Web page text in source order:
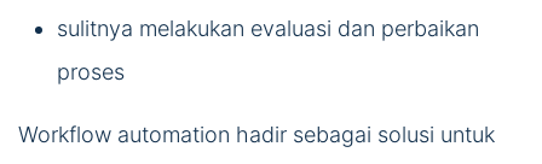
sulitnya melakukan evaluasi dan perbaikan
proses
Workflow automation hadir sebagai solusi untuk